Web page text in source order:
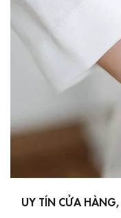
UY TÍN CỬA